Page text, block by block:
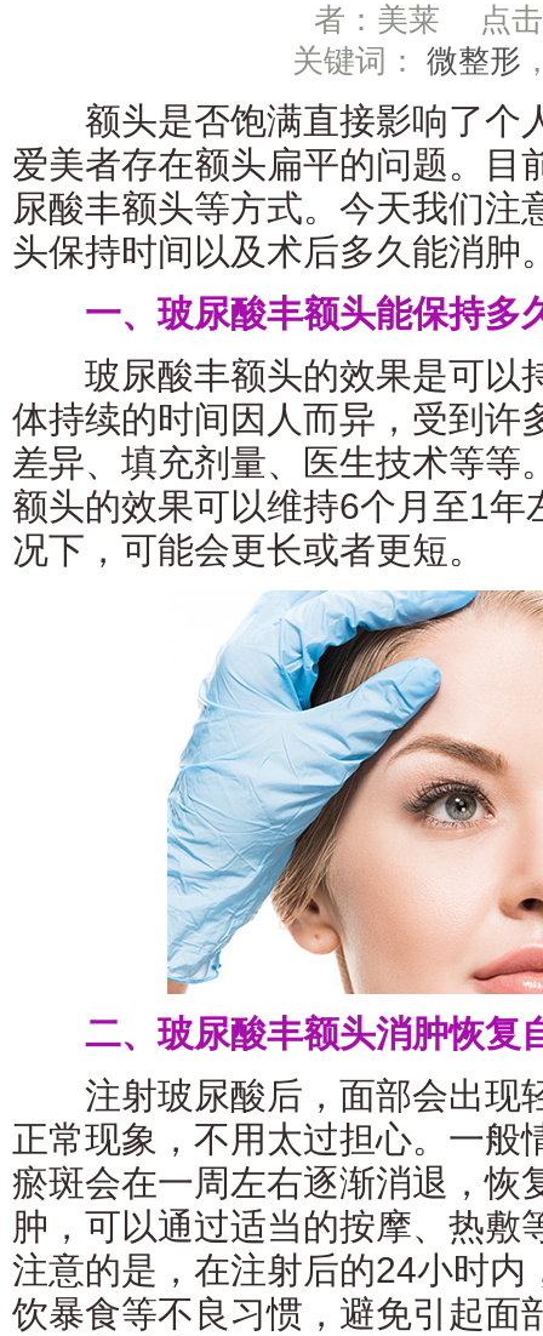
者：美莱 点击
关键词： 微整形
额头是否饱满直接影响了个
爱美者存在额头扁平的问题。目
尿酸丰额头等方式。今天我们注
头保持时间以及术后多久能消肿
一、玻尿酸丰额头能保持多
玻尿酸丰额头的效果是可以
体持续的时间因人而异，受到许
差异、填充剂量、医生技术等等
额头的效果可以维持6个月至1年
况下，可能会更长或者更短。
二、玻尿酸丰额头消肿恢复
注射玻尿酸后，面部会出现
正常现象，不用太过担心。一般
瘀斑会在一周左右逐渐消退，恢
肿，可以通过适当的按摩、热敷
注意的是，在注射后的24小时内
饮暴食等不良习惯，避免引起面